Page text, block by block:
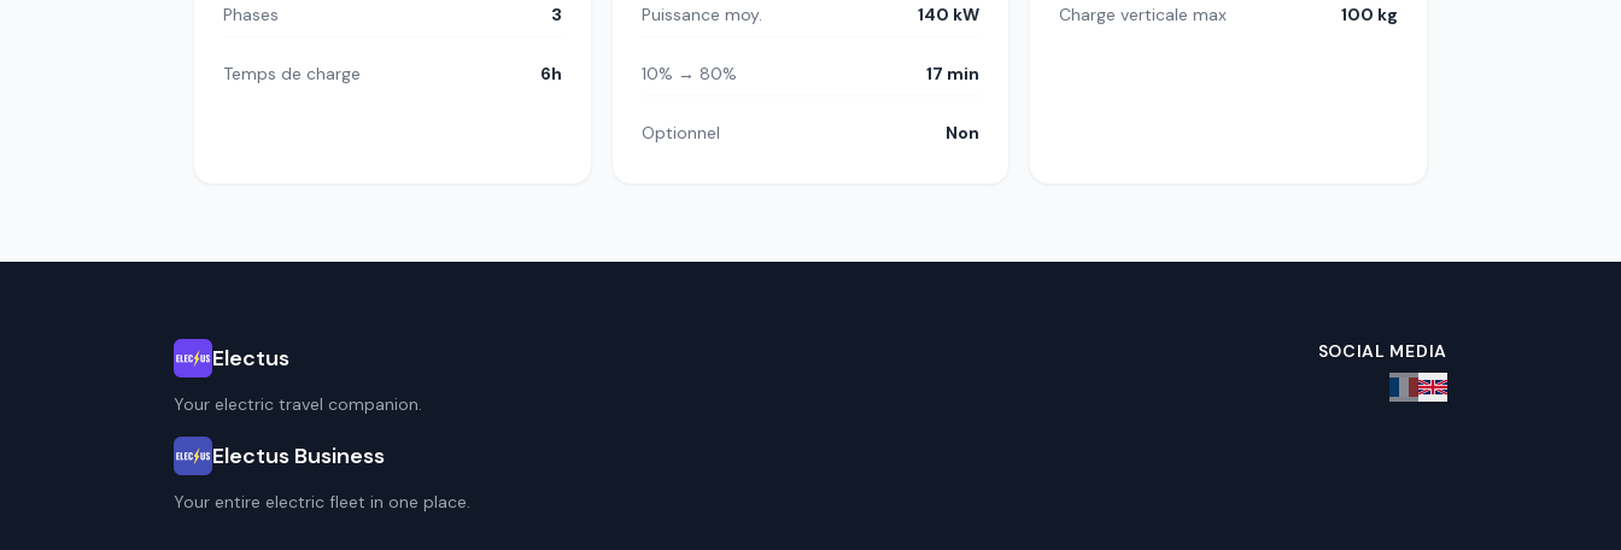
Phases 3
Temps de charge 6h
Puissance moy. 140 kW
10% → 80% 17 min
Optionnel Non
Charge verticale max 100 kg
Electus
Your electric travel companion.
Electus Business
Your entire electric fleet in one place.
SOCIAL MEDIA